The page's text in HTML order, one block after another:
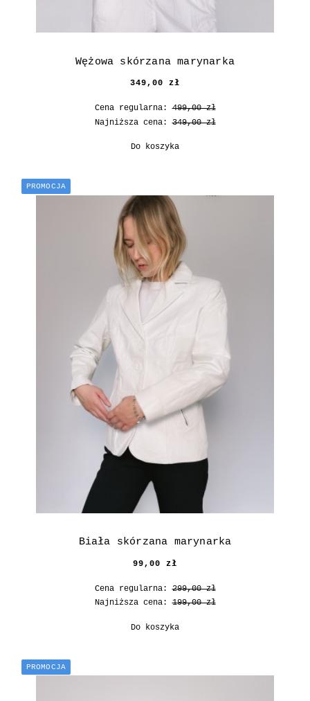
Wężowa skórzana marynarka
349,00 zł
Cena regularna:499,00 zł
Najniższa cena:349,00 zł
Do koszyka
Biała skórzana marynarka
99,00 zł
Cena regularna:299,00 zł
Najniższa cena:199,00 zł
Do koszyka
PROMOCJA
PROMOCJA